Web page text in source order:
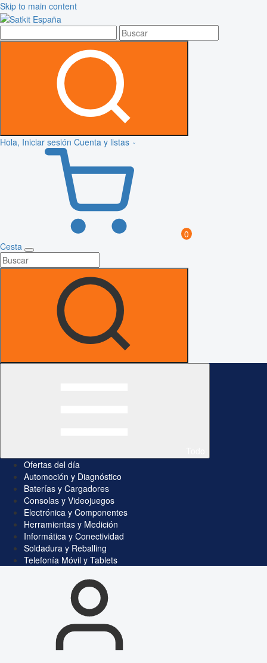
Skip to main content
Hola, Iniciar sesión Cuenta y listas
0
Cesta
Ofertas del día
Automoción y Diagnóstico
Baterías y Cargadores
Consolas y Videojuegos
Electrónica y Componentes
Herramientas y Medición
Informática y Conectividad
Soldadura y Reballing
Telefonía Móvil y Tablets